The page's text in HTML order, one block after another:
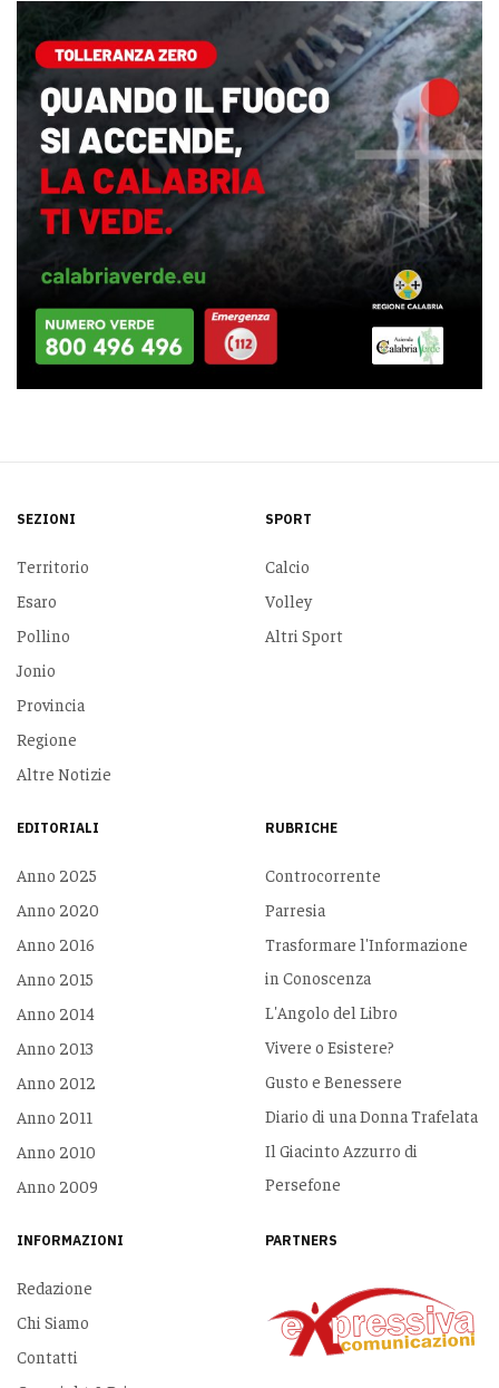
SEZIONI
Territorio
Esaro
Pollino
Jonio
Provincia
Regione
Altre Notizie
SPORT
Calcio
Volley
Altri Sport
EDITORIALI
Anno 2025
Anno 2020
Anno 2016
Anno 2015
Anno 2014
Anno 2013
Anno 2012
Anno 2011
Anno 2010
Anno 2009
RUBRICHE
Controcorrente
Parresia
Trasformare l'Informazione
in Conoscenza
L'Angolo del Libro
Vivere o Esistere?
Gusto e Benessere
Diario di una Donna Trafelata
Il Giacinto Azzurro di
Persefone
INFORMAZIONI
Redazione
Chi Siamo
Contatti
PARTNERS